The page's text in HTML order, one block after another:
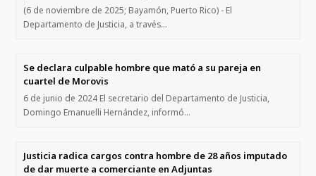
(6 de noviembre de 2025; Bayamón, Puerto Rico) - El
Departamento de Justicia, a través…
Se declara culpable hombre que mató a su pareja en
cuartel de Morovis
6 de junio de 2024 El secretario del Departamento de Justicia,
Domingo Emanuelli Hernández, informó…
Justicia radica cargos contra hombre de 28 años imputado
de dar muerte a comerciante en Adjuntas